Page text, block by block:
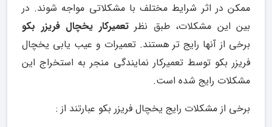
ممکن در اثر شرایط مختلف با مشکلاتی مواجه شوند. در
بین این مشکلات، طبق نظرتعمیرکار یخچال فریزر بکو
برخی از آنها رایج تر هستند. تعمیرات و عیب یابی یخچال
فریزر بکو توسط تعمیرکار نمایندگی منجر به استخراج این
مشکلات رایج شده است.
برخی از مشکلات رایج یخچال فریزر بکو عبارتند از :